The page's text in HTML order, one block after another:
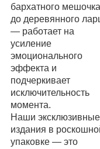
бархатного мешочка
до деревянного
— работает на
усиление
эмоционального
эффекта и
подчеркивает
исключительность
момента.
Наши эксклюзивные
издания в
упаковке — это